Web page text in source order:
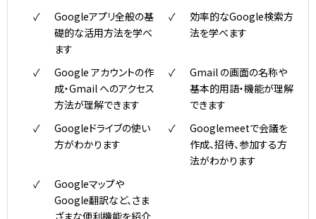
Googleアプリ全般の基
礎的な活用方法を学べ
ます
効率的なGoogle検索方
法を学べます
Google アカウントの作
成・Gmail へのアクセス
方法が理解できます
Gmail の画面の名称や
基本的用語・機能が理解
できます
Googleドライブの使い
方がわかります
Googlemeetで会議を
作成、招待、参加する方
法がわかります
Googleマップや
Google翻訳など、さま